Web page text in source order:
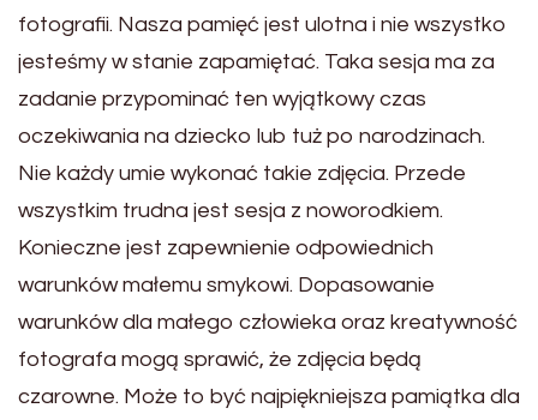
fotografii. Nasza pamięć jest ulotna i nie wszystko
jesteśmy w stanie zapamiętać. Taka sesja ma za
zadanie przypominać ten wyjątkowy czas
oczekiwania na dziecko lub tuż po narodzinach.
Nie każdy umie wykonać takie zdjęcia. Przede
wszystkim trudna jest sesja z noworodkiem.
Konieczne jest zapewnienie odpowiednich
warunków małemu smykowi. Dopasowanie
warunków dla małego człowieka oraz kreatywność
fotografa mogą sprawić, że zdjęcia będą
czarowne. Może to być najpiękniejsza pamiątka dla